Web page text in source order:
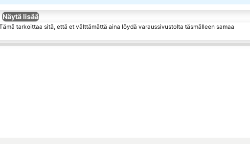
Näytä lisää
tarkoittaa sitä, että et välttämättä aina löydä varaussivustolta täsmälleen samaa